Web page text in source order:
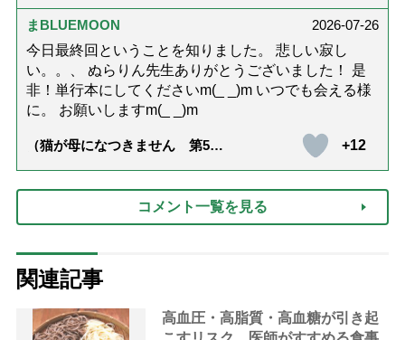
の夏ネックレス」上品＆涼しげ
に見せる4つの法則）
まBLUEMOON
2026-07-26
今日最終回ということを知りました。 悲しい寂し
い。。、 ぬらりん先生ありがとうございました！ 是
非！単行本にしてくださいm(_ _)m いつでも会える様
に。 お願いしますm(_ _)m
（猫が母になつきません 第500
+12
コメント一覧を見る
関連記事
高血圧・高脂質・高血糖が引き起